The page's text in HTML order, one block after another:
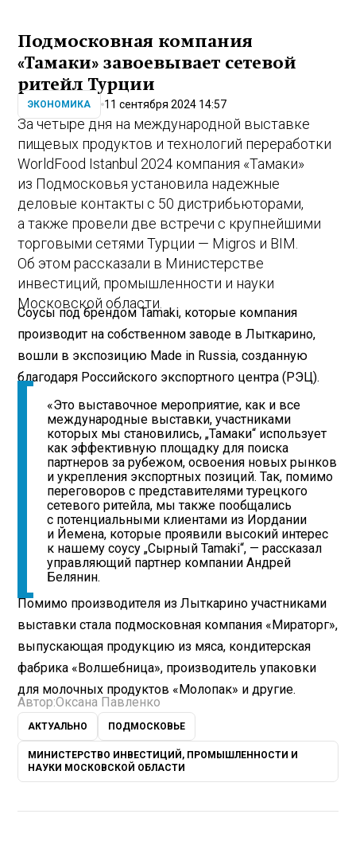
Подмосковная компания
«Тамаки» завоевывает сетевой
ритейл Турции
ЭКОНОМИКА 11 сентября 2024 14:57
За четыре дня на международной выставке
пищевых продуктов и технологий переработки
WorldFood Istanbul 2024 компания «Тамаки»
из Подмосковья установила надежные
деловые контакты с 50 дистрибьюторами,
а также провели две встречи с крупнейшими
торговыми сетями Турции — Migros и BIM.
Об этом рассказали в Министерстве
инвестиций, промышленности и науки
Московской области.
Соусы под брендом Tamaki, которые компания
производит на собственном заводе в Лыткарино,
вошли в экспозицию Made in Russia, созданную
благодаря Российского экспортного центра (РЭЦ).
«Это выставочное мероприятие, как и все
международные выставки, участниками
которых мы становились, „Тамаки“ использует
как эффективную площадку для поиска
партнеров за рубежом, освоения новых рынков
и укрепления экспортных позиций. Так, помимо
переговоров с представителями турецкого
сетевого ритейла, мы также пообщались
с потенциальными клиентами из Иордании
и Йемена, которые проявили высокий интерес
к нашему соусу „Сырный Tamaki“, — рассказал
управляющий партнер компании Андрей
Белянин.
Помимо производителя из Лыткарино участниками
выставки стала подмосковная компания «Мираторг»,
выпускающая продукцию из мяса, кондитерская
фабрика «Волшебница», производитель упаковки
для молочных продуктов «Молопак» и другие.
Автор:Оксана Павленко
АКТУАЛЬНО ПОДМОСКОВЬЕ
МИНИСТЕРСТВО ИНВЕСТИЦИЙ, ПРОМЫШЛЕННОСТИ И
НАУКИ МОСКОВСКОЙ ОБЛАСТИ